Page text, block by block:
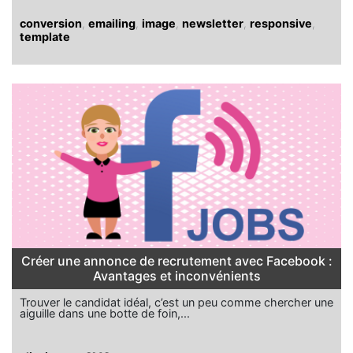
conversion emailing image newsletter responsive
template
Créer une annonce de recrutement avec Facebook :
Avantages et inconvénients
Trouver le candidat idéal, c’est un peu comme chercher une
aiguille dans une botte de foin,...